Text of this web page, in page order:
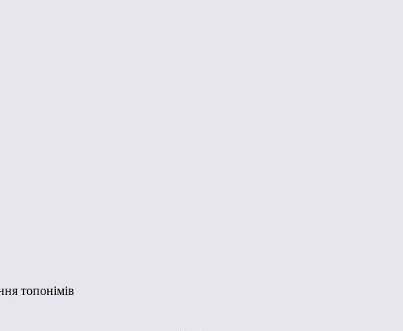
топонімів